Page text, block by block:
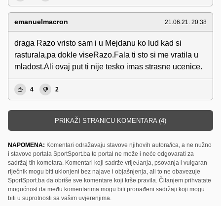
emanuelmacron 21.06.21. 20:38
draga Razo vristo sam i u Mejdanu ko lud kad si
rasturala,pa dokle viseRazo.Fala ti sto si me vratila u
mladost.Ali ovaj put ti nije tesko imas strasne ucenice.
4 2
PRIKAŽI STRANICU KOMENTARA (4)
NAPOMENA: Komentari odražavaju stavove njihovih autora/ica, a ne nužno
i stavove portala SportSport.ba te portal ne može i neće odgovarati za
sadržaj tih kometara. Komentari koji sadrže vrijeđanja, psovanja i vulgaran
riječnik mogu biti uklonjeni bez najave i objašnjenja, ali to ne obavezuje
SportSport.ba da obriše sve komentare koji krše pravila. Čitanjem prihvatate
mogućnost da među komentarima mogu biti pronađeni sadržaji koji mogu
biti u suprotnosti sa vašim uvjerenjima.